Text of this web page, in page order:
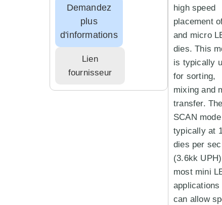
Demandez
plus
d'informations
Lien
fournisseur
high speed
placement
and micro
dies. This
is typically
for sorting,
mixing and
transfer. The
SCAN
typically at
dies per sec
(3.6kk
most mini
applications
can allow